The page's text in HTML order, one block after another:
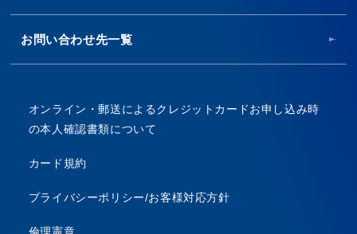
お問い合わせ先一覧
オンライン・郵送によるクレジットカードお申し込み時
の本人確認書類について
カード規約
プライバシーポリシー/お客様対応方針